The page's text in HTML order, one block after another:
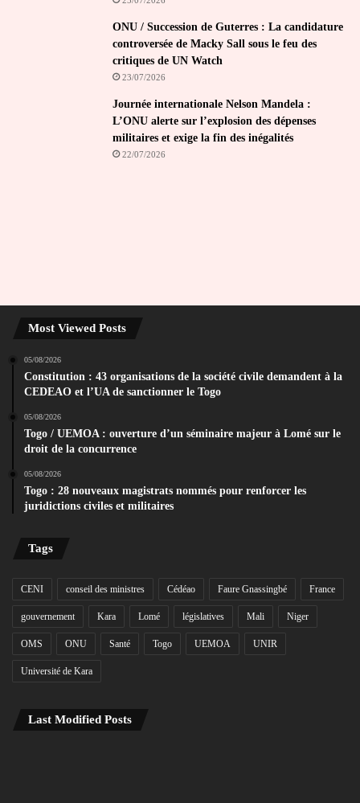
ONU / Succession de Guterres : La candidature
controversée de Macky Sall sous le feu des
critiques de UN Watch
23/07/2026
Journée internationale Nelson Mandela :
L’ONU alerte sur l’explosion des dépenses
militaires et exige la fin des inégalités
22/07/2026
Most Viewed Posts
05/08/2026
Constitution : 43 organisations de la société civile demandent à la
CEDEAO et l’UA de sanctionner le Togo
05/08/2026
Togo / UEMOA : ouverture d’un séminaire majeur à Lomé sur le
droit de la concurrence
05/08/2026
Togo : 28 nouveaux magistrats nommés pour renforcer les
juridictions civiles et militaires
Tags
CENI conseil des ministres Cédéao Faure Gnassingbé France
gouvernement Kara Lomé législatives Mali Niger
OMS ONU Santé Togo UEMOA UNIR
Université de Kara
Last Modified Posts